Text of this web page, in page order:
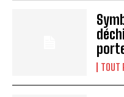
TOUT